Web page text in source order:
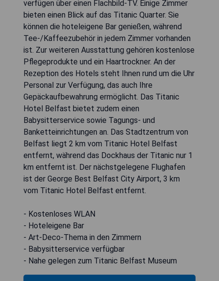
verfügen über einen Flachbild-TV. Einige Zimmer
bieten einen Blick auf das Titanic Quarter. Sie
können die hoteleigene Bar genießen, während
Tee-/Kaffeezubehör in jedem Zimmer vorhanden
ist. Zur weiteren Ausstattung gehören kostenlose
Pflegeprodukte und ein Haartrockner. An der
Rezeption des Hotels steht Ihnen rund um die Uhr
Personal zur Verfügung, das auch Ihre
Gepäckaufbewahrung ermöglicht. Das Titanic
Hotel Belfast bietet zudem einen
Babysitterservice sowie Tagungs- und
Banketteinrichtungen an. Das Stadtzentrum von
Belfast liegt 2 km vom Titanic Hotel Belfast
entfernt, während das Dockhaus der Titanic nur 1
km entfernt ist. Der nächstgelegene Flughafen
ist der George Best Belfast City Airport, 3 km
vom Titanic Hotel Belfast entfernt.
- Kostenloses WLAN
- Hoteleigene Bar
- Art-Deco-Thema in den Zimmern
- Babysitterservice verfügbar
- Nahe gelegen zum Titanic Belfast Museum